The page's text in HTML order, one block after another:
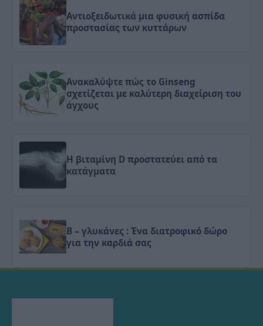
Αντιοξειδωτικά μια φυσική ασπίδα
προστασίας των κυττάρων
Ανακαλύψτε πώς το Ginseng
σχετίζεται με καλύτερη διαχείριση του
άγχους
Η βιταμίνη D προστατεύει από τα
κατάγματα
Β – γλυκάνες : Ένα διατροφικό δώρο
για την καρδιά σας